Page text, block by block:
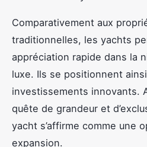
Comparativement aux
traditionnelles, les yachts
appréciation rapide dans la
luxe. Ils se positionnent
investissements innovants.
quête de grandeur et
yacht s’affirme comme une
expansion.